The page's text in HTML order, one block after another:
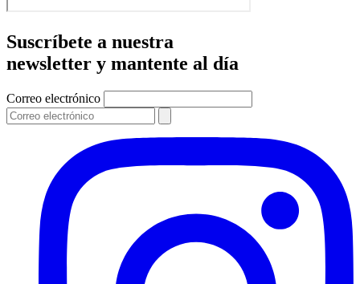
Suscríbete a nuestra
newsletter y mantente al día
Correo electrónico